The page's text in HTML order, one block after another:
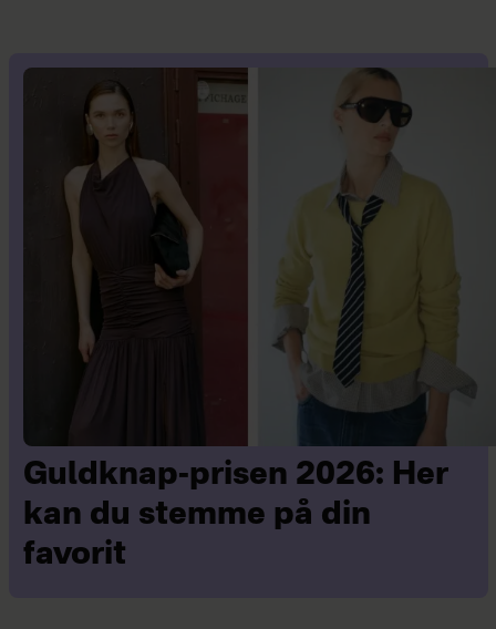
Guldknap-prisen 2026: Her
kan du stemme på din
favorit